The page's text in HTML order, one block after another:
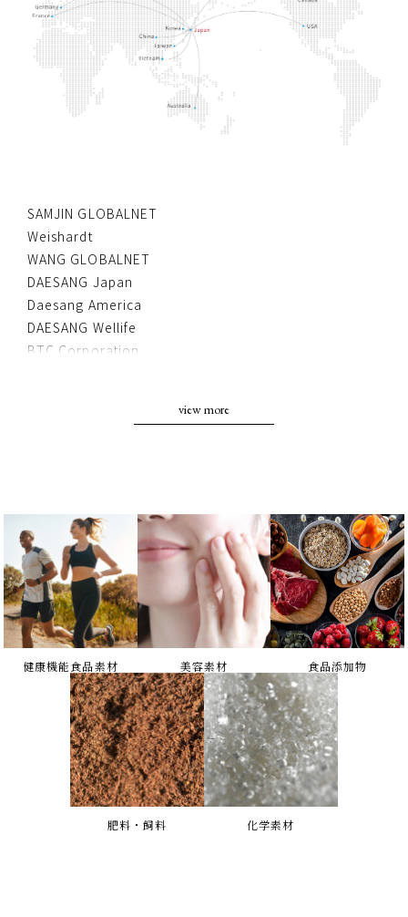
SAMJIN GLOBALNET
Weishardt
WANG GLOBALNET
DAESANG Japan
Daesang America
DAESANG Wellife
BTC Corporation
三晶株式会社
株式会社エース・トレーディング
日本製薬工業株式会社
株式会社荻野商店
株式会社東洋新薬
株式会社エバーライフ
ホーリュウ化学株式会社
株式会社エフアイコーポレイション
サンライフ株式会社
ナガセサンバイオ株式会社
⽇清オイリオグループ株式会社
富⽥薬品⼯業株式会社
⼤阪ガスケミカル株式会社
帝⼈炭素繊維事業
CNBMインターナショナル
view more
健康機能食品素材 美容素材 食品添加物
肥料・飼料 化学素材